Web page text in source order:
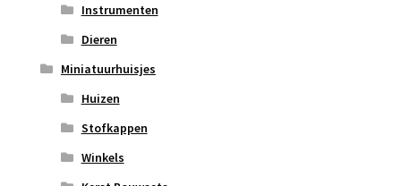
Instrumenten
Dieren
Miniatuurhuisjes
Huizen
Stofkappen
Winkels